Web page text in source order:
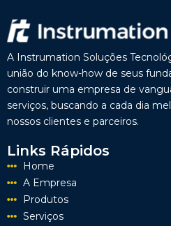
A Instrumation Soluções
união do know-how de seus
construir uma empresa de
serviços, buscando a cada dia
nossos clientes e parceiros.
Links Rápidos
Home
A Empresa
Produtos
Serviços